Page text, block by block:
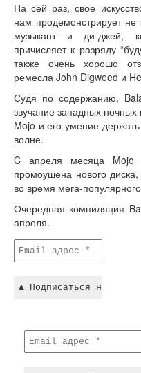
На сей раз, свое
нам продемонстрирует
музыкант и ди-джей,
причисляет к разряду
также очень хорошо
ремесла John Digweed и
Судя по содержанию,
звучание западных
Mojo и его умение
волне.
C апреля месяца Mojo
промоушена нового
во время мега-
Очередная компиляция
апреля.